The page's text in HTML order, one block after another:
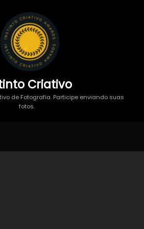
Criativo
de Fotografia. Participe enviando suas
fotos.